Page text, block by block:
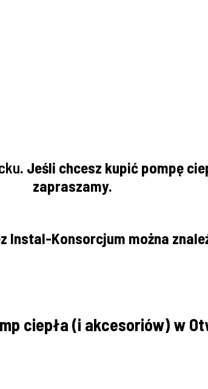
. Jeśli chcesz kupić pompę
zapraszamy.
Instal-Konsorcjum można
ciepła (i akcesoriów) w